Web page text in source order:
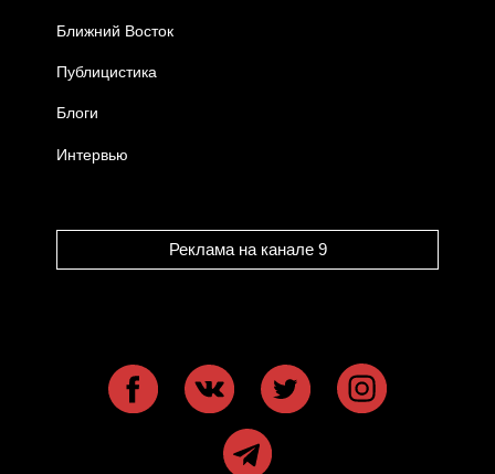
Ближний Восток
Публицистика
Блоги
Интервью
Реклама на канале 9